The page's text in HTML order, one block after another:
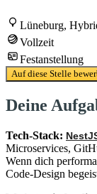
Lüneburg,
Vollzeit
Festanstellung
Auf diese Stelle
Deine
Tech-Stack:
Microservices,
Wenn dich
Code-Design